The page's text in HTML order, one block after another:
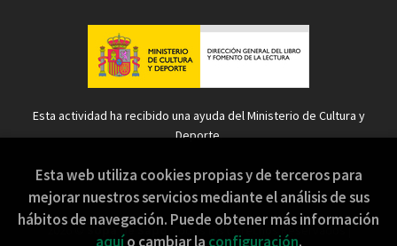
Esta actividad ha recibido una ayuda del Ministerio de Cultura y
Deporte.
2026 © Sopa de Sapo . Todos los Derechos Reservados |
Esta web utiliza cookies propias y de terceros para
mejorar nuestros servicios mediante el análisis de sus
hábitos de navegación. Puede obtener más información
aquío cambiar la configuración.